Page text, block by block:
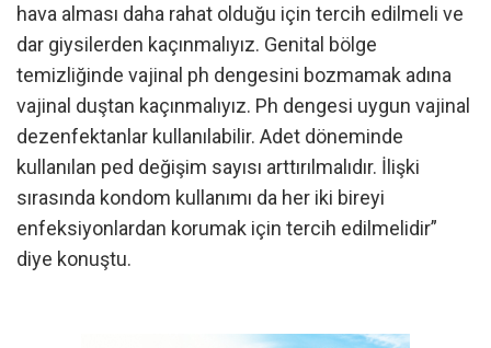
hava alması daha rahat olduğu için tercih edilmeli ve
dar giysilerden kaçınmalıyız. Genital bölge
temizliğinde vajinal ph dengesini bozmamak adına
vajinal duştan kaçınmalıyız. Ph dengesi uygun vajinal
dezenfektanlar kullanılabilir. Adet döneminde
kullanılan ped değişim sayısı arttırılmalıdır. İlişki
sırasında kondom kullanımı da her iki bireyi
enfeksiyonlardan korumak için tercih edilmelidir”
diye konuştu.